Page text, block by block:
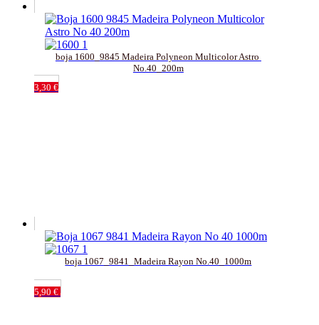
boja 1600_9845 Madeira Polyneon Multicolor Astro
No.40_200m
3,30 €
boja 1067_9841_Madeira Rayon No.40_1000m
5,90 €